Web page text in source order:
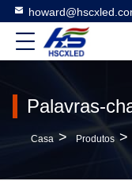
Casa > Produtos >